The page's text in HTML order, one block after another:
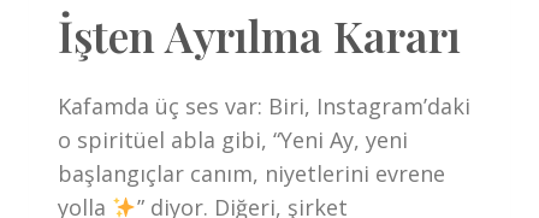
İşten Ayrılma Kararı
Kafamda üç ses var: Biri, Instagram’daki
o spiritüel abla gibi, “Yeni Ay, yeni
başlangıçlar canım, niyetlerini evrene
yolla
” diyor. Diğeri, şirket